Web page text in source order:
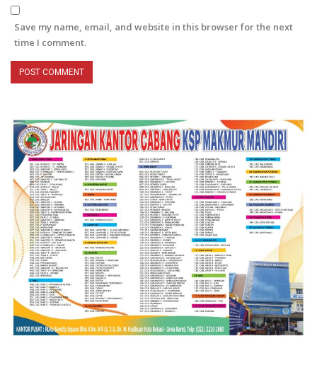
Save my name, email, and website in this browser for the next
time I comment.